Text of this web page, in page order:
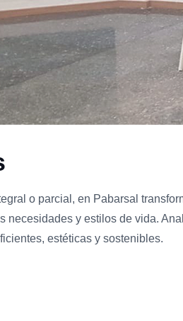
o parcial, en Pabarsal
necesidades y estilos de vida.
estéticas y sostenibles.